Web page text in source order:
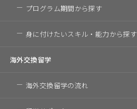
プログラム期間から探す
身に付けたいスキル・ 能力から探す
海外交換留学
海外交換留学の流れ